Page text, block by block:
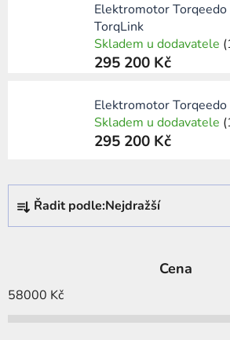
Elektromotor
TorqLink
Skladem u dodavatele
295 200 Kč
Elektromotor
Skladem u dodavatele
295 200 Kč
z
í
Řadit podle:Nejdražší
Cena
58000 Kč